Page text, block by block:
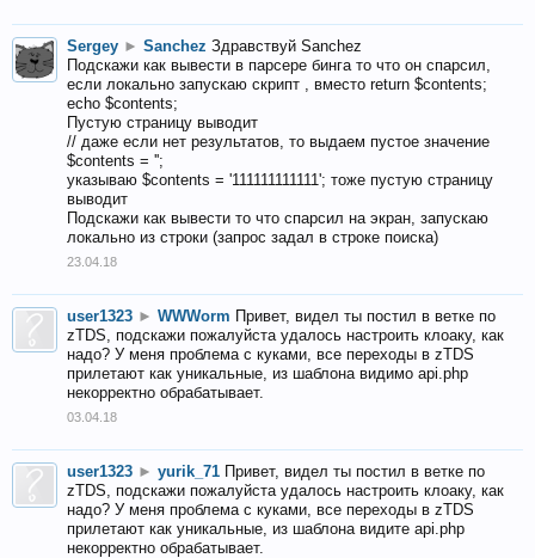
Sergey ► Sanchez Здравствуй Sanchez
Подскажи как вывести в парсере бинга то что он спарсил,
если локально запускаю скрипт , вместо return $contents;
echo $contents;
Пустую страницу выводит
// даже если нет результатов, то выдаем пустое значение
$contents = '';
указываю $contents = '111111111111'; тоже пустую страницу
выводит
Подскажи как вывести то что спарсил на экран, запускаю
локально из строки (запрос задал в строке поиска)
23.04.18
user1323 ► WWWorm Привет, видел ты постил в ветке по
zTDS, подскажи пожалуйста удалось настроить клоаку, как
надо? У меня проблема с куками, все переходы в zTDS
прилетают как уникальные, из шаблона видимо api.php
некорректно обрабатывает.
03.04.18
user1323 ► yurik_71 Привет, видел ты постил в ветке по
zTDS, подскажи пожалуйста удалось настроить клоаку, как
надо? У меня проблема с куками, все переходы в zTDS
прилетают как уникальные, из шаблона видите api.php
некорректно обрабатывает.